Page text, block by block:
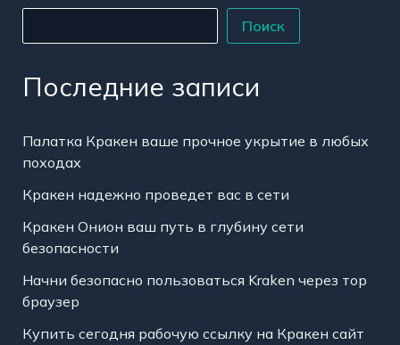
Поиск
Последние записи
Палатка Кракен ваше прочное укрытие в любых
походах
Кракен надежно проведет вас в сети
Кракен Онион ваш путь в глубину сети
безопасности
Начни безопасно пользоваться Kraken через тор
браузер
Купить сегодня рабочую ссылку на Кракен сайт